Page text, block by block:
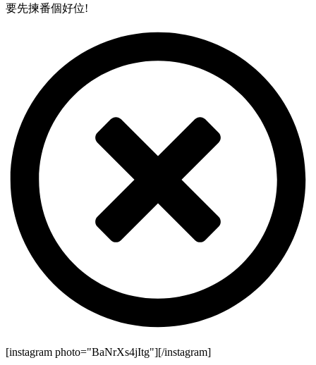
要先揀番個好位!
[instagram photo="BaNrXs4jItg"][/instagram]